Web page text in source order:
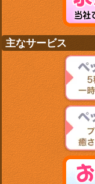
主なサービス